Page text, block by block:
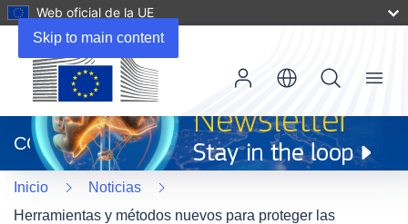
Skip to main content
Web oficial de la UE
abrirá
en
una
nueva
ventana)
CORDIS
Menu
Inicio
Noticias
Herramientas y métodos nuevos para proteger las